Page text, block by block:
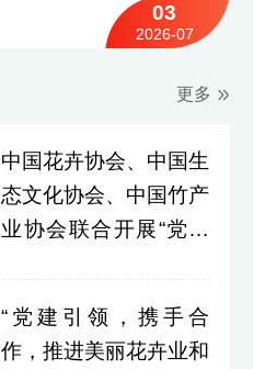
03
2026-07
更多
中国花卉协会、中国生
态文化协会、中国竹产
业协会联合开展“党建
“党建引领，携手合
作，推进美丽花卉业和